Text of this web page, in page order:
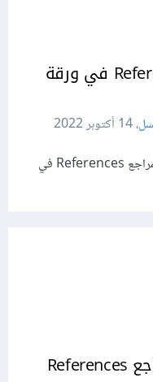
الإشارة إلى المراجع References في ورقة
،14 أكتوبر 2022
ذكرنا في مقال أساسيات الإشارة إلى المراجع References في
أساسيات الإشارة إلى المراجع References